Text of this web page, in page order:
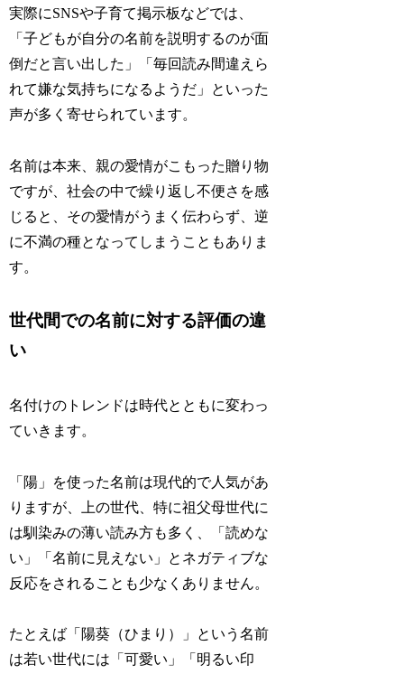
実際にSNSや子育て掲示板などでは、
「子どもが自分の名前を説明するのが面
倒だと言い出した」「毎回読み間違えら
れて嫌な気持ちになるようだ」といった
声が多く寄せられています。
名前は本来、親の愛情がこもった贈り物
ですが、社会の中で繰り返し不便さを感
じると、その愛情がうまく伝わらず、逆
に不満の種となってしまうこともありま
す。
世代間での名前に対する評価の違
い
名付けのトレンドは時代とともに変わっ
ていきます。
「陽」を使った名前は現代的で人気があ
りますが、上の世代、特に祖父母世代に
は馴染みの薄い読み方も多く、「読めな
い」「名前に見えない」とネガティブな
反応をされることも少なくありません。
たとえば「陽葵（ひまり）」という名前
は若い世代には「可愛い」「明るい印